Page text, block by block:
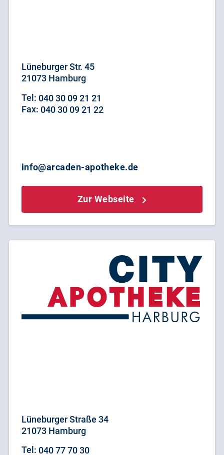
Lüneburger Str. 45
21073 Hamburg
Tel: 040 30 09 21 21
Fax: 040 30 09 21 22
info@arcaden-apotheke.de
Zur Webseite
Lüneburger Straße 34
21073 Hamburg
Tel: 040 77 70 30